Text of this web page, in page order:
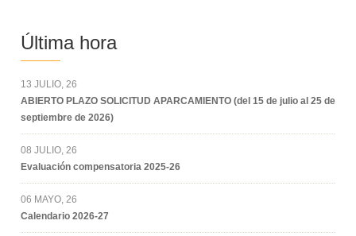
Última hora
13 JULIO, 26
ABIERTO PLAZO SOLICITUD APARCAMIENTO (del 15 de julio al 25 de
septiembre de 2026)
08 JULIO, 26
Evaluación compensatoria 2025-26
06 MAYO, 26
Calendario 2026-27